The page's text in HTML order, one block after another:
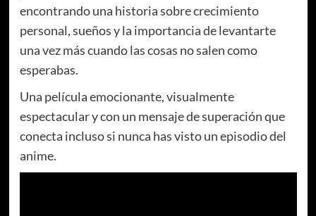
encontrando una historia sobre crecimiento
personal, sueños y la importancia de levantarte
una vez más cuando las cosas no salen como
esperabas.
Una película emocionante, visualmente
espectacular y con un mensaje de superación que
conecta incluso si nunca has visto un episodio del
anime.